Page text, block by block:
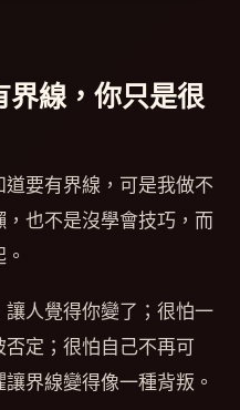
界線，你只是很
要有界線，可是我做不
也不是沒學會技巧，而
人覺得你變了；很怕一
定；很怕自己不再可
界線變得像一種背叛。